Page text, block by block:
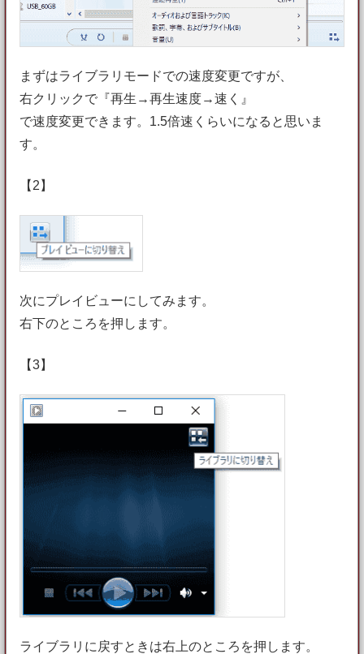
まずはライブラリモードでの速度変更ですが、
右クリックで『再生→再生速度→速く』
で速度変更できます。1.5倍速くらいになると思いま
す。
【2】
次にプレイビューにしてみます。
右下のところを押します。
【3】
ライブラリに戻すときは右上のところを押します。